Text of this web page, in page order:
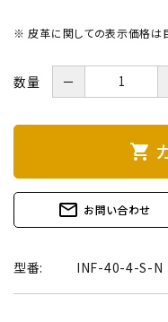
※ 皮革に関しての表示価格は目
数量 －
shopping_cart
mail_outline お問い合わせ
型番: INF-40-4-S-N